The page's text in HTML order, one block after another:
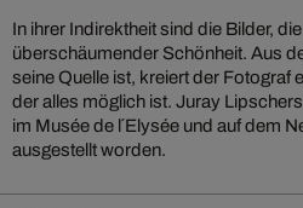
In ihrer Indirektheit sind die Bilder,
überschäumender Schönheit. Aus
seine Quelle ist, kreiert der Fotograf
der alles möglich ist. Juray
im Musée de l´Elysée und auf dem
ausgestellt worden.